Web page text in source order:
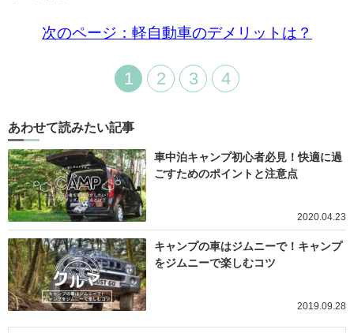
次のページ：軽自動車のデメリットは？
1 2 3 4
あわせて読みたい記事
車中泊キャンプ初心者必見！快適に過
ごすためのポイントと注意点
2020.04.23
キャンプの車はジムニーで！キャンプ
をジムニーで楽しむコツ
2019.09.28